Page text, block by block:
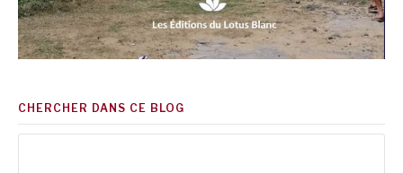
CHERCHER DANS CE BLOG